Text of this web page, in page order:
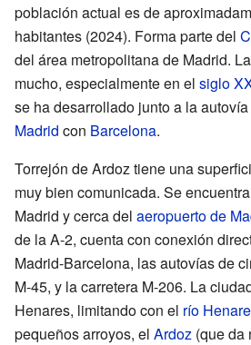
población actual es de
habitantes (2024). Forma parte del
del área metropolitana de Madrid.
mucho, especialmente en el siglo
se ha desarrollado junto a la
Madrid con Barcelona.
Torrejón de Ardoz tiene una
muy bien comunicada. Se
Madrid y cerca del aeropuerto de
de la A-2, cuenta con conexión
Madrid-Barcelona, las autovías de
M-45, y la carretera M-206. La
Henares, limitando con el río
pequeños arroyos, el Ardoz (que da